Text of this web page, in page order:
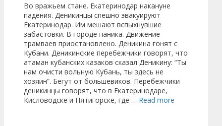
Во вражьем стане. Екатеринодар накануне
падения. Деникинцы спешно эвакуируют
Екатеринодар. Им мешают вспыхнувшие
забастовки. В городе паника. Движение
трамваев приостановлено. Деникина гонят с
Кубани. Деникинские перебежчики говорят, что
атаман кубанских казаков сказал Деникину: “Ты
нам очисти вольную Кубань, ты здесь не
хозяин”. Бегут от большевиков. Перебежчики
деникинцы говорят, что в Екатеринодаре,
Кисловодске и Пятигорске, где … Read more